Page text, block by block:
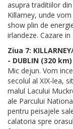
asupra traditiilor
Killarney, unde
show plin de
irlandeze. Cazare
Ziua 7:
- DUBLIN (320 km)
Mic dejun. Vom
secolul al XIX-lea,
malul Lacului
ale Parcului
pentru peisajele
calatoria spre